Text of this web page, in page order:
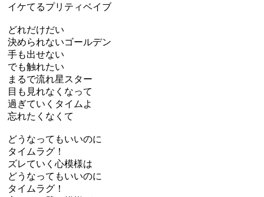
イケてるプリティベイブ
どれだけだい
決められないゴールデン
手も出せない
でも触れたい
まるで流れ星スター
目も見れなくなって
過ぎていくタイムよ
忘れたくなくて
どうなってもいいのに
タイムラグ！
ズレていく心模様は
どうなってもいいのに
タイムラグ！